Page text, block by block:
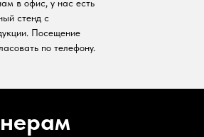
в офис, у нас есть
стенд с
Посещение
по телефону.